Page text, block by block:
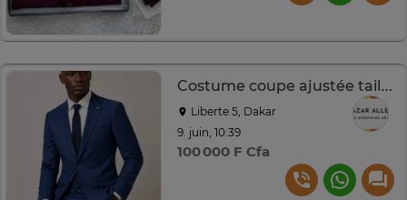
Costume coupe ajustée taille standard
Liberte 5, Dakar
9. juin, 10:39
100 000 F Cfa